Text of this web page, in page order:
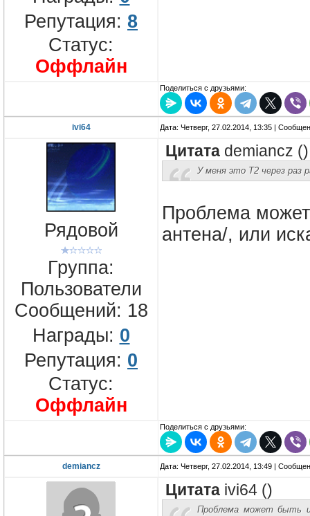
Репутация: 8
Статус:
Оффлайн
Поделиться с друзьями:
ivi64 Дата: Четверг, 27.02.2014, 13:35 |
Рядовой
Группа:
Пользователи
Сообщений: 18
Награды: 0
Репутация: 0
Статус:
Оффлайн
Цитата demiancz ()
У меня это Т2 через раз
Проблема
антена/, или
Поделиться с друзьями:
demiancz Дата: Четверг, 27.02.2014, 13:49 |
Цитата ivi64 ()
Проблема может быть